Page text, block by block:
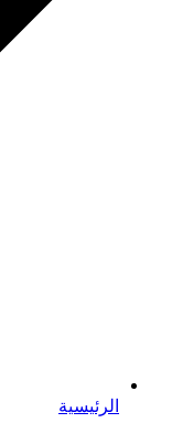
الرئيسية